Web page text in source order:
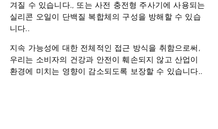
겨질 수 있습니다., 또는 사전 충전형 주사기에 사용되는
실리콘 오일이 단백질 복합체의 구성을 방해할 수 있습
니다..
지속 가능성에 대한 전체적인 접근 방식을 취함으로써,
우리는 소비자의 건강과 안전이 훼손되지 않고 산업이
환경에 미치는 영향이 감소되도록 보장할 수 있습니다..